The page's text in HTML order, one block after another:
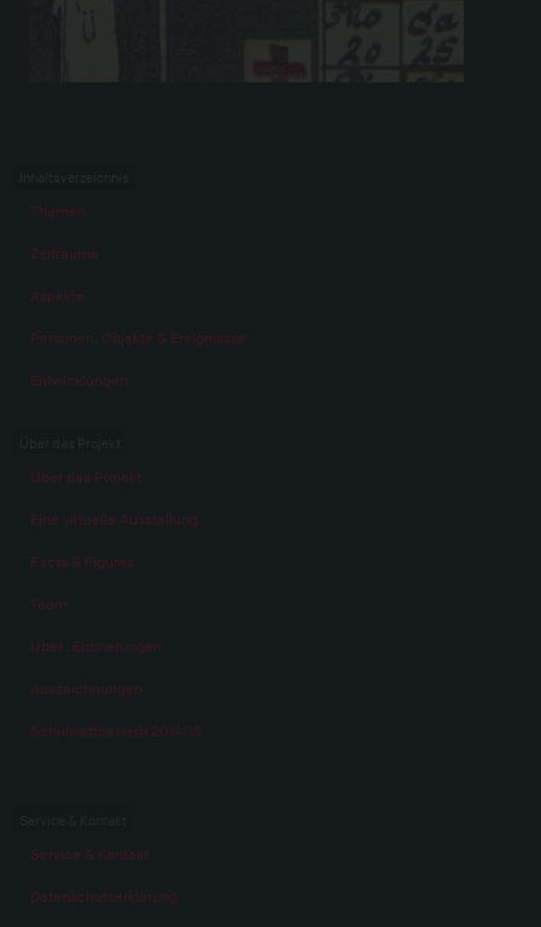
Themen
Zeiträume
Aspekte
Personen, Objekte & Ereignissse
Entwicklungen
Über das Projekt
Eine virtuelle Ausstellung
Facts & Figures
Team
Über „Erinnerungen“
Auszeichnungen
Schulwettbewerb 2014/15
Service & Kontakt
Datenschutzerklärung